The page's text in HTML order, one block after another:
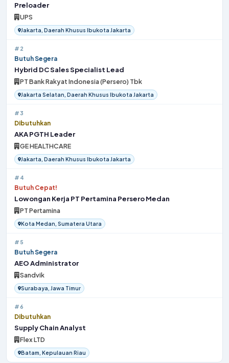
Preloader
UPS
Jakarta, Daerah Khusus Ibukota Jakarta
#2
Butuh Segera
Hybrid DC Sales Specialist Lead
PT Bank Rakyat Indonesia (Persero) Tbk
Jakarta Selatan, Daerah Khusus Ibukota Jakarta
#3
Dibutuhkan
AKA PGTH Leader
GE HEALTHCARE
Jakarta, Daerah Khusus Ibukota Jakarta
#4
Butuh Cepat!
Lowongan Kerja PT Pertamina Persero Medan
PT Pertamina
Kota Medan, Sumatera Utara
#5
Butuh Segera
AEO Administrator
Sandvik
Surabaya, Jawa Timur
#6
Dibutuhkan
Supply Chain Analyst
Flex LTD
Batam, Kepulauan Riau